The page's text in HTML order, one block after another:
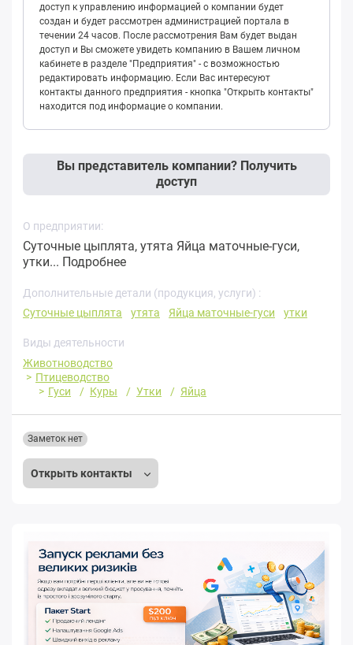
доступ к управлению информацией о компании будет
создан и будет рассмотрен администрацией портала в
течении 24 часов. После рассмотрения Вам будет выдан
доступ и Вы сможете увидеть компанию в Вашем личном
кабинете в разделе "Предприятия" - с возможностью
редактировать информацию. Если Вас интересуют
контакты данного предприятия - кнопка "Открыть контакты"
находится под информацие о компании.
Вы представитель компании? Получить
доступ
О предприятии:
Суточные цыплята, утята Яйца маточные-гуси,
утки... Подробнее
Дополнительные детали (продукция, услуги) :
Суточные цыплята
утята Яйца маточные-гуси утки
Виды деятельности
Животноводство
Птицеводство
Гуси
Куры Утки Яйца
Открыть контакты
Заметок нет